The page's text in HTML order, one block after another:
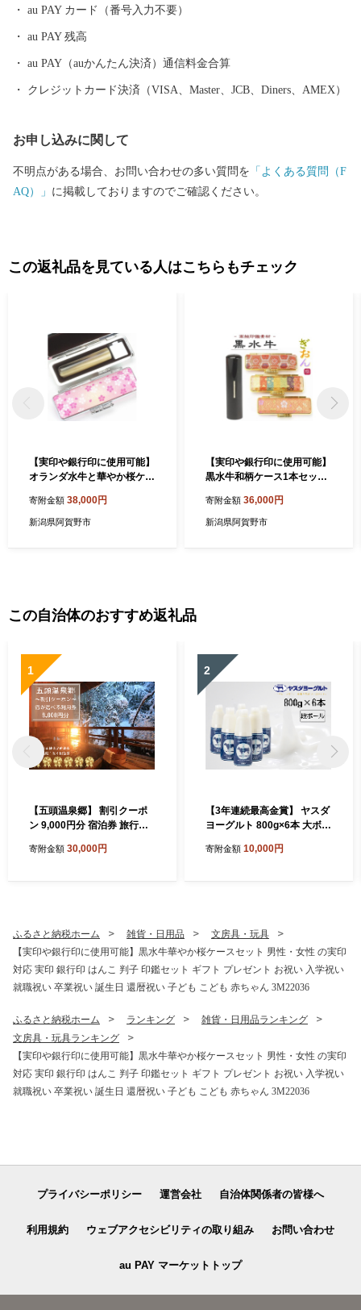
日の出とともに飛び立つ姿、水面を優雅に泳ぐ姿など、間近で観
察することができるほか、ラムサール条約登録湿地である瓢湖に
は、その他にも野鳥や水生生物の姿を楽しむことができます。
au PAY カード（番号入力不要）
au PAY 残高
au PAY（auかんたん決済）通信料金合算
クレジットカード決済（VISA、Master、JCB、Diners、AMEX）
お申し込みに関して
不明点がある場合、お問い合わせの多い質問を 「よくある質問（F
AQ）」 に掲載しておりますのでご確認ください。
この返礼品を見ている人はこちらもチェック
【実印や銀行印に使用可能】
オランダ水牛と華やか桜ケー
子 印鑑セット ギフト プレゼ
ント お祝い 入学祝い 就職祝
寄附金額 38,000円
新潟県阿賀野市
【実印や銀行印に使用可能】
黒水牛和柄ケース1本セット
銀行印はんこ 判子 印鑑セッ
ト ギフト プレゼント お祝い
寄附金額 36,000円
新潟県阿賀野市
この自治体のおすすめ返礼品
1
【五頭温泉郷】 割引クーポ
ン 9,000円分 宿泊券 旅行券
ウム 温泉 露天風呂 名湯 自然
寄附金額 30,000円
2
【3年連続最高金賞】 ヤスダ
ヨーグルト 800g×6本 大ボト
ツ 無添加 搾りたて こだわり
寄附金額 10,000円
ふるさと納税ホーム 雑貨・日用品
文房具・玩具
【実印や銀行印に使用可能】黒水牛華やか桜ケースセット 男性・女性 の実印
対応 実印 銀行印 はんこ 判子 印鑑セット ギフト プレゼント お祝い 入学祝い
就職祝い 卒業祝い 誕生日 還暦祝い 子ども こども 赤ちゃん 3M22036
ふるさと納税ホーム ランキング
雑貨・日用品ランキング
文房具・玩具ランキング
【実印や銀行印に使用可能】黒水牛華やか桜ケースセット 男性・女性 の実印
対応 実印 銀行印 はんこ 判子 印鑑セット ギフト プレゼント お祝い 入学祝い
就職祝い 卒業祝い 誕生日 還暦祝い 子ども こども 赤ちゃん 3M22036
プライバシーポリシー 運営会社 自治体関係者の皆様へ
利用規約 ウェブアクセシビリティの取り組み お問い合わせ
au PAY マーケットトップ